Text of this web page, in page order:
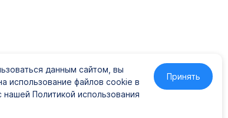
данным сайтом, вы
использование файлов cookie в
нашей Политикой использования
Принять